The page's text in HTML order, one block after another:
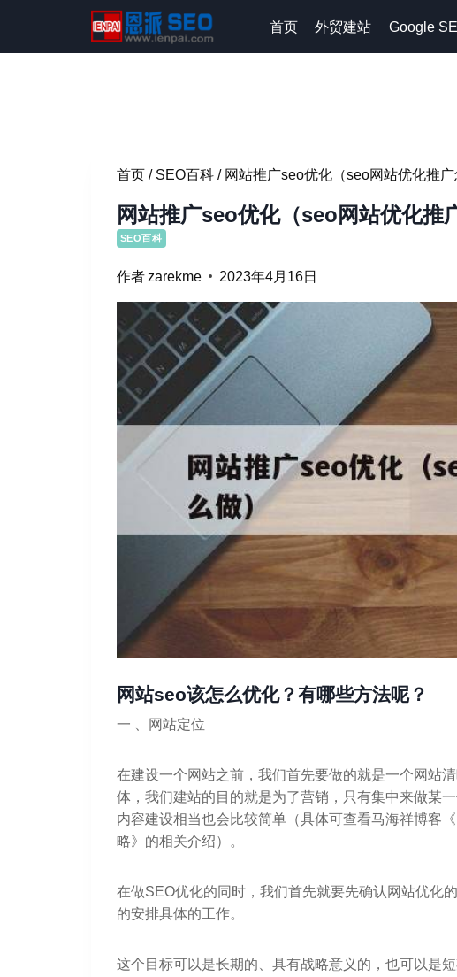
内
首页 外贸建站 Google
首页 / SEO百科 / 网站推广seo优化（seo网站优化推广
网站推广seo优化（seo网站优化推
SEO百科
作者zarekme 2023年4月16日
网站seo该怎么优化？有哪些方法呢？
一 、网站定位
在建设一个网站之前，我们首先要做的就是一个网站
体，我们建站的目的就是为了营销，只有集中来做某
内容建设相当也会比较简单（具体可查看马海祥博客
略》的相关介绍）。
在做SEO优化的同时，我们首先就要先确认网站优化
的安排具体的工作。
这个目标可以是长期的、具有战略意义的，也可以是